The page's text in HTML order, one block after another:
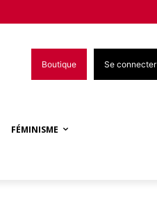
Boutique Se connecter
FÉMINISME